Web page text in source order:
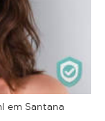
em Santana